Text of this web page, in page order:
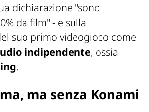
dichiarazione "sono
da film" - e sulla
suo primo videogioco come
indipendente, ossia
.
ma senza Konami